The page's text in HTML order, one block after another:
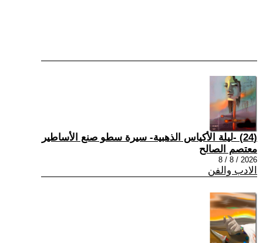
(24) -ليلة الأكياس الذهبية- سيرة سطو صنع الأساطير
معتصم الصالح
2026 / 8 / 8
الادب والفن